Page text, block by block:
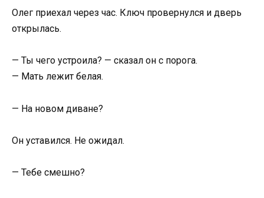
Олег приехал через час. Ключ провернулся и дверь
открылась.
— Ты чего устроила? — сказал он с порога.
— Мать лежит белая.
— На новом диване?
Он уставился. Не ожидал.
— Тебе смешно?